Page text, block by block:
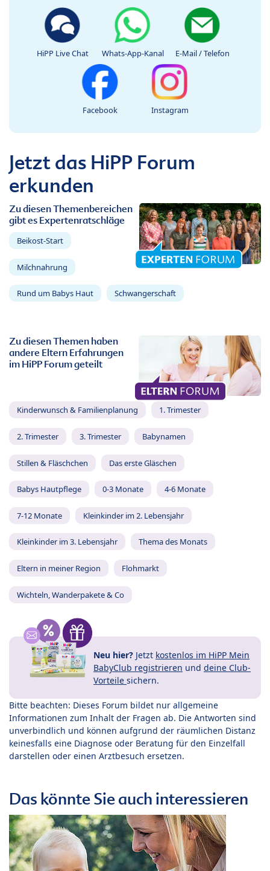
HiPP Live Chat Whats-App-Kanal E-Mail / Telefon
Facebook Instagram
Jetzt das HiPP Forum
erkunden
Zu diesen Themenbereichen
gibt es Expertenratschläge
Beikost-Start
Milchnahrung
Rund um Babys Haut Schwangerschaft
Zu diesen Themen haben
andere Eltern Erfahrungen
im HiPP Forum geteilt
Kinderwunsch & Familienplanung 1. Trimester
2. Trimester 3. Trimester Babynamen
Stillen & Fläschchen Das erste Gläschen
Babys Hautpflege 0-3 Monate 4-6 Monate
7-12 Monate Kleinkinder im 2. Lebensjahr
Kleinkinder im 3. Lebensjahr Thema des Monats
Eltern in meiner Region Flohmarkt
Wichteln, Wanderpakete & Co
Neu hier? Jetzt kostenlos im HiPP Mein
BabyClub registrieren und deine Club-
Vorteile sichern.
Bitte beachten: Dieses Forum bildet nur allgemeine
Informationen zum Inhalt der Fragen ab. Die Antworten sind
unverbindlich und können aufgrund der räumlichen Distanz
keinesfalls eine Diagnose oder Beratung für den Einzelfall
darstellen oder einen Arztbesuch ersetzen.
Das könnte Sie auch interessieren